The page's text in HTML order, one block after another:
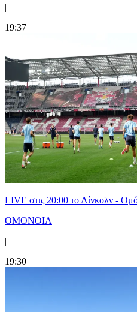
|
19:37
LIVE στις 20:00 το Λίνκολν -
ΟΜΟΝΟΙΑ
|
19:30